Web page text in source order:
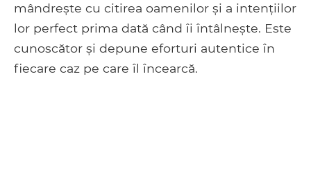
mândrește cu citirea oamenilor și a intențiilor
lor perfect prima dată când îi întâlnește. Este
cunoscător și depune eforturi autentice în
fiecare caz pe care îl încearcă.